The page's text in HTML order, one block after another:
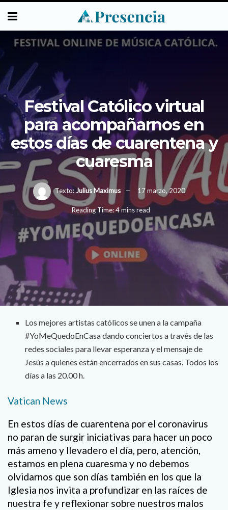
Festival Católico virtual
para acompañarnos en
estos días de cuarentena y
cuaresma
Texto:Julius Maximus 17 marzo, 2020
Reading Time: 4 mins read
Los mejores artistas católicos se unen a la campaña
#YoMeQuedoEnCasa dando conciertos a través de las
redes sociales para llevar esperanza y el mensaje de
Jesús a quienes están encerrados en sus casas. Todos los
días a las 20.00 h.
Vatican News
En estos días de cuarentena por el coronavirus
no paran de surgir iniciativas para hacer un poco
más ameno y llevadero el día, pero, atención,
estamos en plena cuaresma y no debemos
olvidarnos que son días también en los que la
Iglesia nos invita a profundizar en las raíces de
nuestra fe y reflexionar sobre nuestros malos